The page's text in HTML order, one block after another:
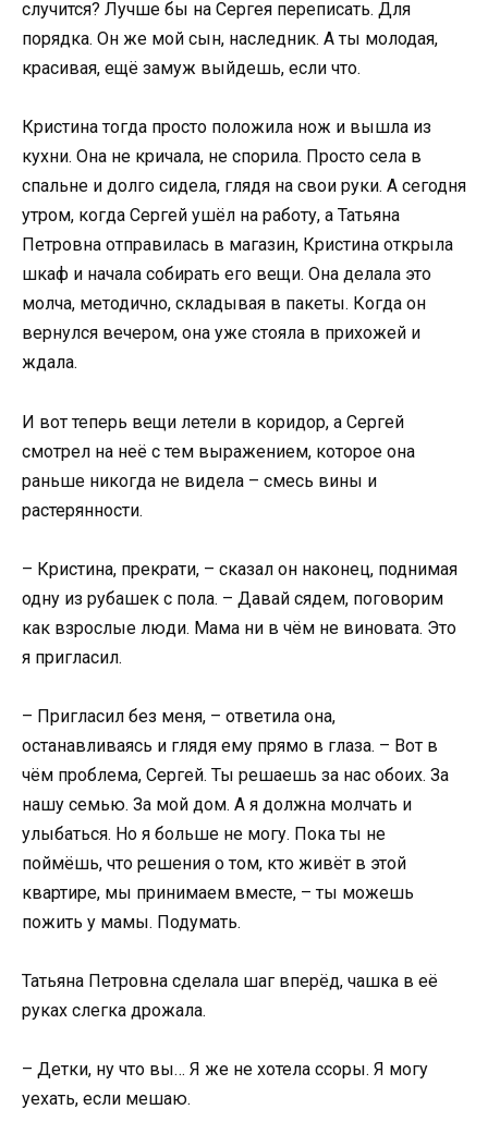
случится? Лучше бы на Сергея переписать. Для
порядка. Он же мой сын, наследник. А ты молодая,
красивая, ещё замуж выйдешь, если что.
Кристина тогда просто положила нож и вышла из
кухни. Она не кричала, не спорила. Просто села в
спальне и долго сидела, глядя на свои руки. А сегодня
утром, когда Сергей ушёл на работу, а Татьяна
Петровна отправилась в магазин, Кристина открыла
шкаф и начала собирать его вещи. Она делала это
молча, методично, складывая в пакеты. Когда он
вернулся вечером, она уже стояла в прихожей и
ждала.
И вот теперь вещи летели в коридор, а Сергей
смотрел на неё с тем выражением, которое она
раньше никогда не видела – смесь вины и
растерянности.
– Кристина, прекрати, – сказал он наконец, поднимая
одну из рубашек с пола. – Давай сядем, поговорим
как взрослые люди. Мама ни в чём не виновата. Это
я пригласил.
– Пригласил без меня, – ответила она,
останавливаясь и глядя ему прямо в глаза. – Вот в
чём проблема, Сергей. Ты решаешь за нас обоих. За
нашу семью. За мой дом. А я должна молчать и
улыбаться. Но я больше не могу. Пока ты не
поймёшь, что решения о том, кто живёт в этой
квартире, мы принимаем вместе, – ты можешь
пожить у мамы. Подумать.
Татьяна Петровна сделала шаг вперёд, чашка в её
руках слегка дрожала.
– Детки, ну что вы… Я же не хотела ссоры. Я могу
уехать, если мешаю.